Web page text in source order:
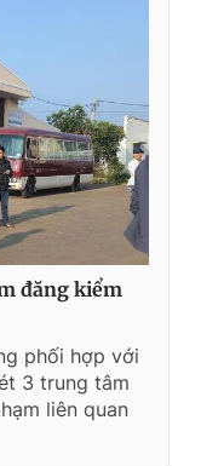
đăng kiểm
phối hợp với
3 trung tâm
liên quan